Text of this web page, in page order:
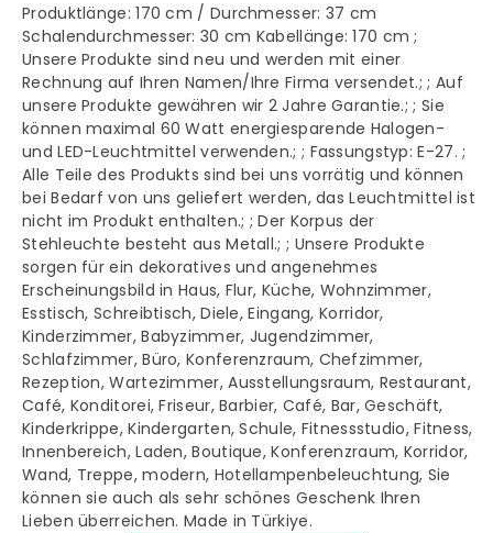
Produktlänge: 170 cm / Durchmesser: 37 cm
Schalendurchmesser: 30 cm Kabellänge: 170 cm ;
Unsere Produkte sind neu und werden mit einer
Rechnung auf Ihren Namen/Ihre Firma versendet.; ; Auf
unsere Produkte gewähren wir 2 Jahre Garantie.; ; Sie
können maximal 60 Watt energiesparende Halogen-
und LED-Leuchtmittel verwenden.; ; Fassungstyp: E-27. ;
Alle Teile des Produkts sind bei uns vorrätig und können
bei Bedarf von uns geliefert werden, das Leuchtmittel ist
nicht im Produkt enthalten.; ; Der Korpus der
Stehleuchte besteht aus Metall.; ; Unsere Produkte
sorgen für ein dekoratives und angenehmes
Erscheinungsbild in Haus, Flur, Küche, Wohnzimmer,
Esstisch, Schreibtisch, Diele, Eingang, Korridor,
Kinderzimmer, Babyzimmer, Jugendzimmer,
Schlafzimmer, Büro, Konferenzraum, Chefzimmer,
Rezeption, Wartezimmer, Ausstellungsraum, Restaurant,
Café, Konditorei, Friseur, Barbier, Café, Bar, Geschäft,
Kinderkrippe, Kindergarten, Schule, Fitnessstudio, Fitness,
Innenbereich, Laden, Boutique, Konferenzraum, Korridor,
Wand, Treppe, modern, Hotellampenbeleuchtung, Sie
können sie auch als sehr schönes Geschenk Ihren
Lieben überreichen. Made in Türkiye.